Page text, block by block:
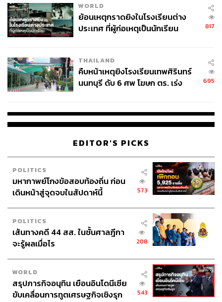
WORLD
ย้อนเหตุกราดยิงในโรงเรียนต่าง
ประเทศ ที่ผู้ก่อเหตุเป็นนักเรียน
817
THAILAND
คืบหน้าเหตุยิงโรงเรียนเทพศิรินทร์
นนทบุรี ดับ 6 ศพ โฆษก ตร. เร่ง
695
EDITOR'S PICKS
POLITICS
มหากาพย์โกงข้อสอบท้องถิ่น ก่อน
เดินหน้าสู่จุดจบในสัปดาห์นี้
573
POLITICS
เส้นทางคดี 44 สส. ในชั้นศาลฎีกา
จะรู้ผลเมื่อไร
208
WORLD
สรุปภารกิจอนุทิน เยือนอินโดนีเซีย
ขับเคลื่อนการทูตเศรษฐกิจเชิงรุก
543